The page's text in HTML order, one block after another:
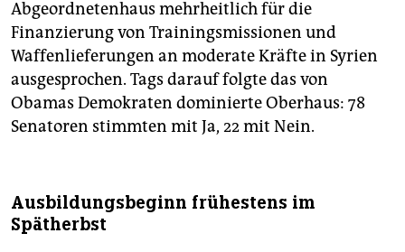
Abgeordnetenhaus mehrheitlich für die
Finanzierung von Trainingsmissionen und
Waffenlieferungen an moderate Kräfte in Syrien
ausgesprochen. Tags darauf folgte das von
Obamas Demokraten dominierte Oberhaus: 78
Senatoren stimmten mit Ja, 22 mit Nein.
Ausbildungsbeginn frühestens im
Spätherbst